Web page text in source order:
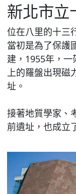
新北市立
位在八里的十三
當初是為了保護
建，1955年，
上的羅盤出現磁
址。
接著地質學家、
前遺址，也成立